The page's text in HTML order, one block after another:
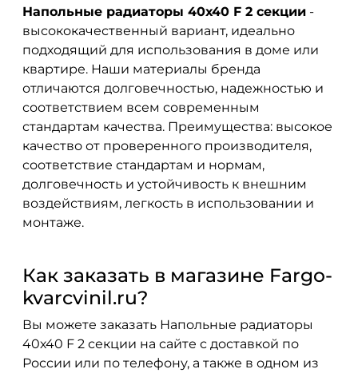
Напольные радиаторы 40х40 F 2 секции -
высококачественный вариант, идеально
подходящий для использования в доме или
квартире. Наши материалы бренда
отличаются долговечностью, надежностью и
соответствием всем современным
стандартам качества. Преимущества: высокое
качество от проверенного производителя,
соответствие стандартам и нормам,
долговечность и устойчивость к внешним
воздействиям, легкость в использовании и
монтаже.
Как заказать в магазине Fargo-
kvarcvinil.ru?
Вы можете заказать Напольные радиаторы
40х40 F 2 секции на сайте с доставкой по
России или по телефону, а также в одном из